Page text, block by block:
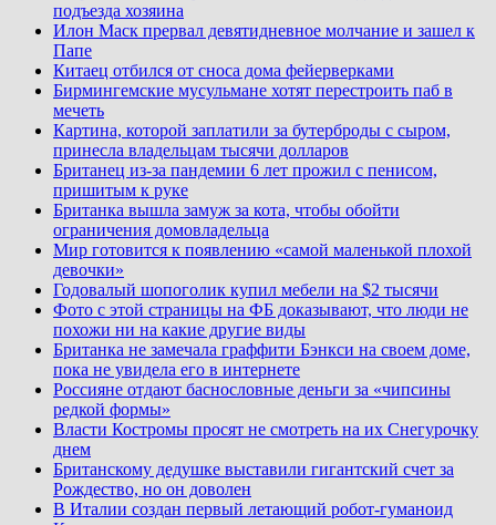
подъезда хозяина
Илон Маск прервал девятидневное молчание и зашел к
Папе
Китаец отбился от сноса дома фейерверками
Бирмингемские мусульмане хотят перестроить паб в
мечеть
Картина, которой заплатили за бутерброды с сыром,
принесла владельцам тысячи долларов
Британец из-за пандемии 6 лет прожил с пенисом,
пришитым к руке
Британка вышла замуж за кота, чтобы обойти
ограничения домовладельца
Мир готовится к появлению «самой маленькой плохой
девочки»
Годовалый шопоголик купил мебели на $2 тысячи
Фото с этой страницы на ФБ доказывают, что люди не
похожи ни на какие другие виды
Британка не замечала граффити Бэнкси на своем доме,
пока не увидела его в интернете
Россияне отдают баснословные деньги за «чипсины
редкой формы»
Власти Костромы просят не смотреть на их Снегурочку
днем
Британскому дедушке выставили гигантский счет за
Рождество, но он доволен
В Италии создан первый летающий робот-гуманоид